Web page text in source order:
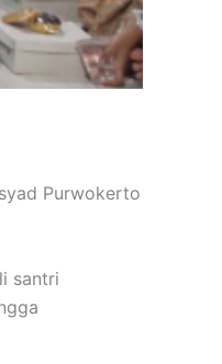
Purwokerto
santri